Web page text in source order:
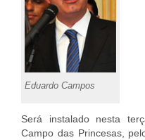
Eduardo Campos
Será instalado nesta
Campo das Princesas,